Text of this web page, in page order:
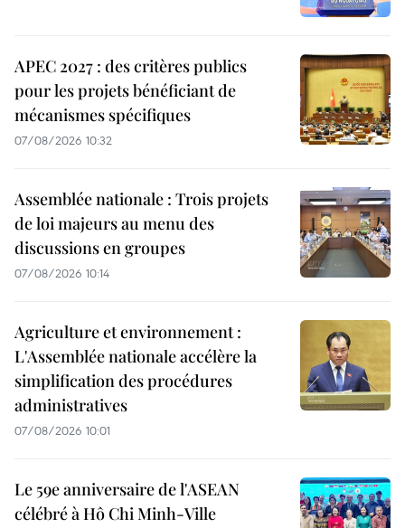
APEC 2027 : des critères publics
pour les projets bénéficiant de
mécanismes spécifiques
07/08/2026 10:32
Assemblée nationale : Trois projets
de loi majeurs au menu des
discussions en groupes
07/08/2026 10:14
Agriculture et environnement :
L'Assemblée nationale accélère la
simplification des procédures
administratives
07/08/2026 10:01
Le 59e anniversaire de l'ASEAN
célébré à Hô Chi Minh-Ville